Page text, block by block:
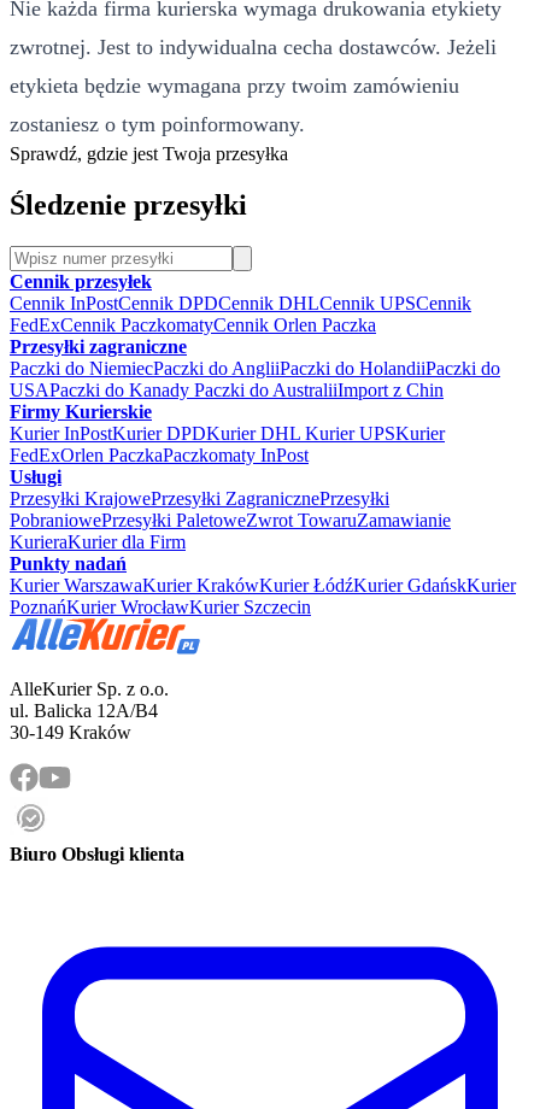
Nie każda firma kurierska wymaga drukowania etykiety
zwrotnej. Jest to indywidualna cecha dostawców. Jeżeli
etykieta będzie wymagana przy twoim zamówieniu
zostaniesz o tym poinformowany.
Sprawdź, gdzie jest Twoja przesyłka
Śledzenie przesyłki
Cennik przesyłek
Cennik InPostCennik DPDCennik DHLCennik UPSCennik
FedExCennik PaczkomatyCennik Orlen Paczka
Przesyłki zagraniczne
Paczki do NiemiecPaczki do AngliiPaczki do HolandiiPaczki do
USAPaczki do Kanady Paczki do AustraliiImport z Chin
Firmy Kurierskie
Kurier InPostKurier DPDKurier DHL Kurier UPSKurier
FedExOrlen PaczkaPaczkomaty InPost
Usługi
Przesyłki KrajowePrzesyłki ZagranicznePrzesyłki
PobraniowePrzesyłki PaletoweZwrot TowaruZamawianie
KurieraKurier dla Firm
Punkty nadań
Kurier WarszawaKurier KrakówKurier ŁódźKurier GdańskKurier
PoznańKurier WrocławKurier Szczecin
AlleKurier Sp. z o.o.
ul. Balicka 12A/B4
30-149 Kraków
Biuro Obsługi klienta